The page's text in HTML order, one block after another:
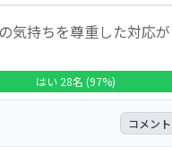
は、24人が「はい」と
占め、「どちらともいえ
いえ」が0.0％という結果
自由記入の結果では、状
士納得した上での和解を
ていますなどの声が聞か
気持ちを尊重した対応
はい 28名 (97%)
コメン